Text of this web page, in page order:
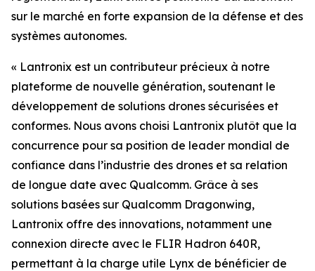
sur le marché en forte expansion de la défense et des
systèmes autonomes.
« Lantronix est un contributeur précieux à notre
plateforme de nouvelle génération, soutenant le
développement de solutions drones sécurisées et
conformes. Nous avons choisi Lantronix plutôt que la
concurrence pour sa position de leader mondial de
confiance dans l’industrie des drones et sa relation
de longue date avec Qualcomm. Grâce à ses
solutions basées sur Qualcomm Dragonwing,
Lantronix offre des innovations, notamment une
connexion directe avec le FLIR Hadron 640R,
permettant à la charge utile Lynx de bénéficier de